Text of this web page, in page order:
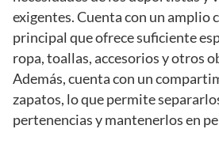
exigentes. Cuenta con un
principal que ofrece suficiente
ropa, toallas, accesorios y otros
Además, cuenta con un
zapatos, lo que permite
pertenencias y mantenerlos en